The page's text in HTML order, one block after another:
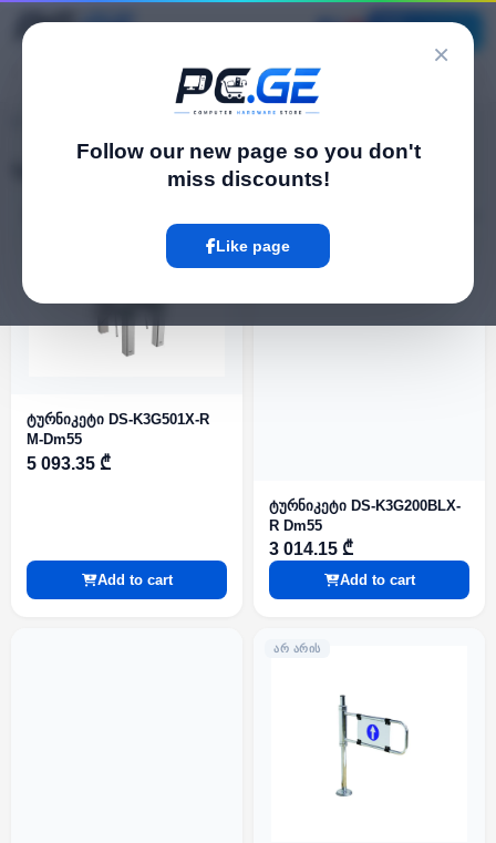
×
Follow our new page so you don't
miss discounts!
Like page
ტურნიკეტი DS-K3G501X-R
M-Dm55
5 093.35 ₾
Add to cart
ტურნიკეტი DS-K3G200BLX-
R Dm55
3 014.15 ₾
Add to cart
ᲐᲠ ᲐᲠᲘᲡ